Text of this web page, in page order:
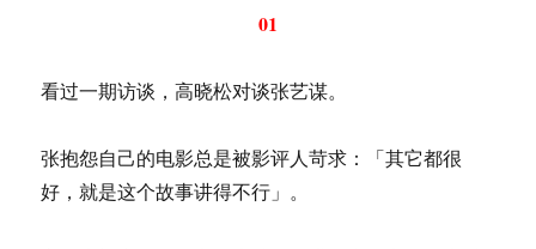
01
看过一期访谈，高晓松对谈张艺谋。
张抱怨自己的电影总是被影评人苛求：「其它都很
好，就是这个故事讲得不行」。